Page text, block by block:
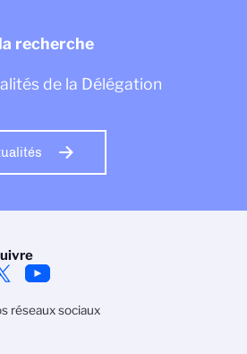
recherche
de la Délégation
réseaux sociaux